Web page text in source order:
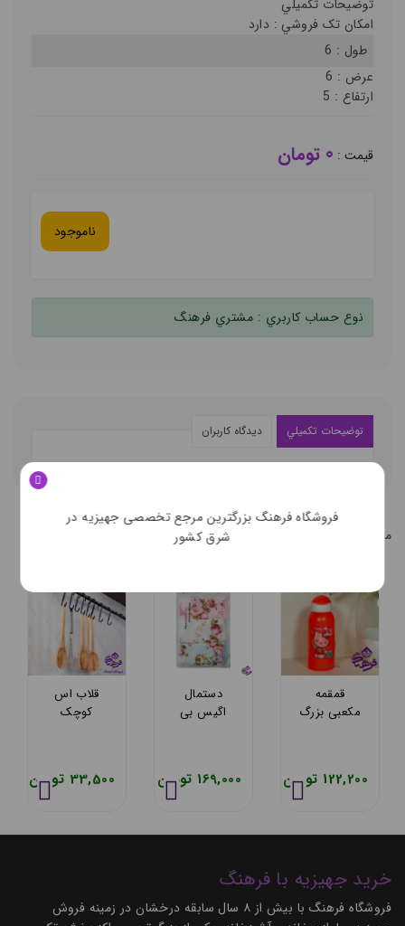
توضيحات تکميلي
امکان تک فروشي : دارد
طول :
عرض :
ارتفاع :
قيمت : 0 تومان
ناموجود
نوع حساب کاربري : مشتري فرهنگ
توضيحات تکميلي ديدگاه کاربران
محصولات مشابه
محصولات مشابه کالاي انتخابي شما
قمقمه
مکعبی بزرگ
122,200 تومان
دستمال
اگیس بی
169,000 تومان
قلاب اس
کوچک
33,500 تومان
خرید جهیزیه با فرهنگ
فروشگاه فرهنگ با بیش از ۸ سال سابقه درخشان در زمینه فروش
فروشگاه فرهنگ بزرگترین مرجع تخصصی جهیزیه در
شرق کشور